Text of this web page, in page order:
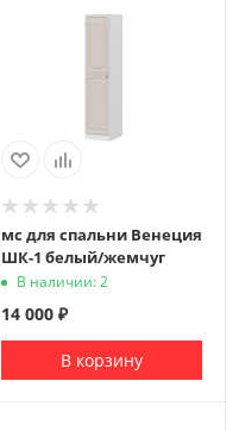
мс для спальни Венеция
ШК-1 белый/жемчуг
В наличии: 2
14 000₽
В корзину